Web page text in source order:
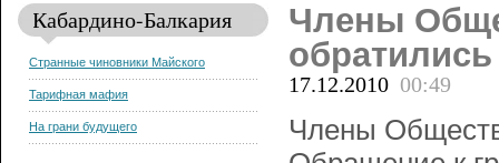
Кабардино-Балкария
Странные чиновники Майского
Тарифная мафия
На грани будущего
Члены
17.12.2010 00:49
Члены